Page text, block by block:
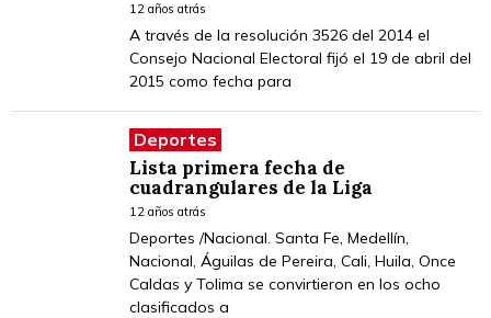
12 años atrás
A través de la resolución 3526 del 2014 el
Consejo Nacional Electoral fijó el 19 de abril del
2015 como fecha para
Deportes
Lista primera fecha de
cuadrangulares de la Liga
12 años atrás
Deportes /Nacional. Santa Fe, Medellín,
Nacional, Águilas de Pereira, Cali, Huila, Once
Caldas y Tolima se convirtieron en los ocho
clasificados a